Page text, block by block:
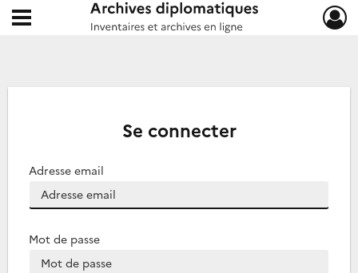
Archives diplomatiques
Ouvrir le menu déroulant
Se connecter
Adresse email
Mot de passe